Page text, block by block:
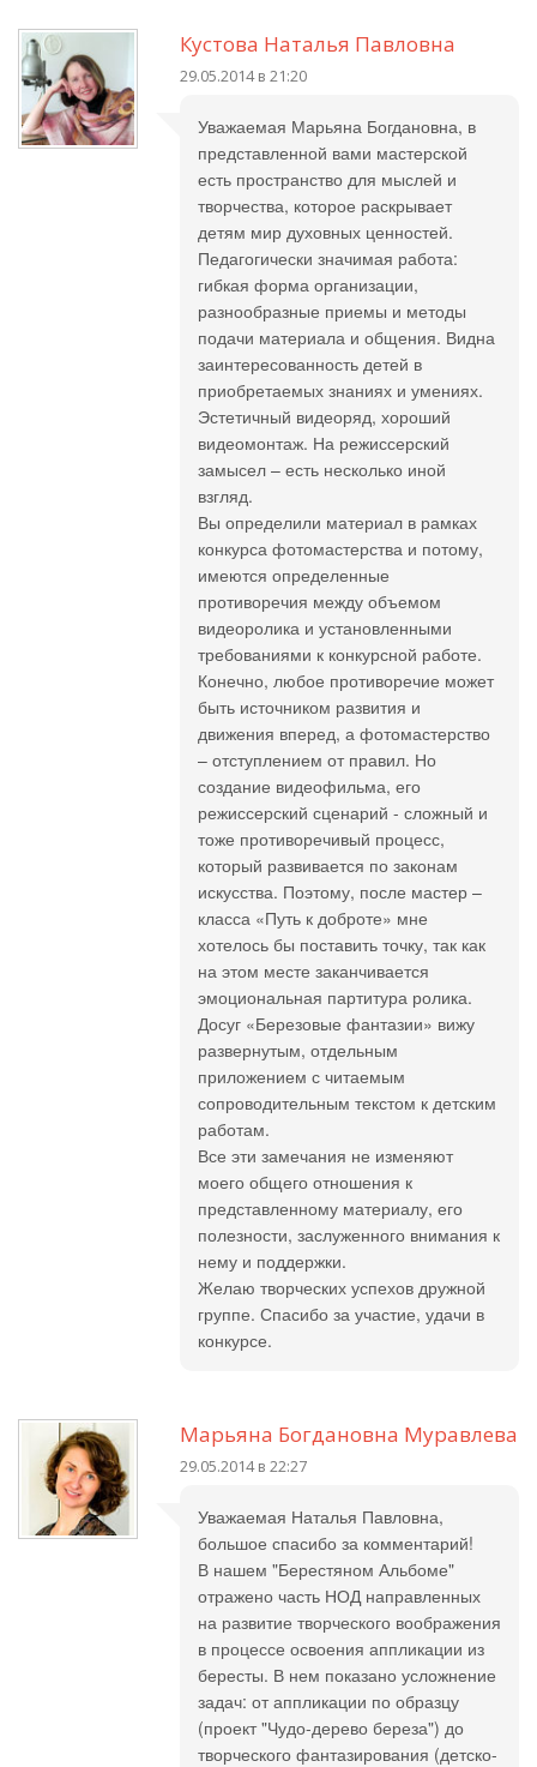
Кустова Наталья Павловна
29.05.2014 в 21:20
Уважаемая Марьяна Богдановна, в
представленной вами мастерской
есть пространство для мыслей и
творчества, которое раскрывает
детям мир духовных ценностей.
Педагогически значимая работа:
гибкая форма организации,
разнообразные приемы и методы
подачи материала и общения. Видна
заинтересованность детей в
приобретаемых знаниях и умениях.
Эстетичный видеоряд, хороший
видеомонтаж. На режиссерский
замысел – есть несколько иной
взгляд.
Вы определили материал в рамках
конкурса фотомастерства и потому,
имеются определенные
противоречия между объемом
видеоролика и установленными
требованиями к конкурсной работе.
Конечно, любое противоречие может
быть источником развития и
движения вперед, а фотомастерство
– отступлением от правил. Но
создание видеофильма, его
режиссерский сценарий - сложный и
тоже противоречивый процесс,
который развивается по законам
искусства. Поэтому, после мастер –
класса «Путь к доброте» мне
хотелось бы поставить точку, так как
на этом месте заканчивается
эмоциональная партитура ролика.
Досуг «Березовые фантазии» вижу
развернутым, отдельным
приложением с читаемым
сопроводительным текстом к детским
работам.
Все эти замечания не изменяют
моего общего отношения к
представленному материалу, его
полезности, заслуженного внимания к
нему и поддержки.
Желаю творческих успехов дружной
группе. Спасибо за участие, удачи в
конкурсе.
Марьяна Богдановна Муравлева
29.05.2014 в 22:27
Уважаемая Наталья Павловна,
большое спасибо за комментарий!
В нашем "Берестяном Альбоме"
отражено часть НОД направленных
на развитие творческого воображения
в процессе освоения аппликации из
бересты. В нем показано усложнение
задач: от аппликации по образцу
(проект "Чудо-дерево береза") до
творческого фантазирования (детско-